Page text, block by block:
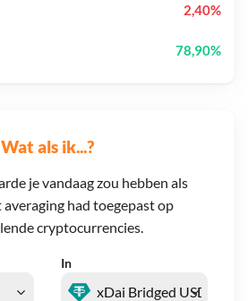
Wat als ik...?
je vandaag zou hebben als
had toegepast op
cryptocurrencies.
In
2,40%
78,90%